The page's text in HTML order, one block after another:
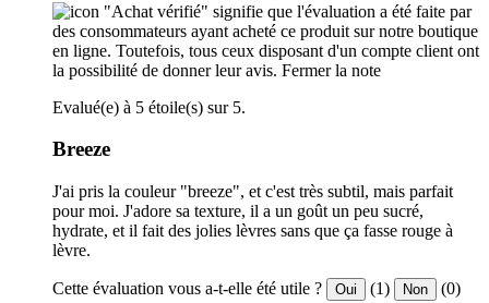
"Achat vérifié" signifie que l'évaluation a été faite par
des consommateurs ayant acheté ce produit sur notre boutique
en ligne. Toutefois, tous ceux disposant d'un compte client ont
la possibilité de donner leur avis. Fermer la note
Evalué(e) à 5 étoile(s) sur 5.
Breeze
J'ai pris la couleur "breeze", et c'est très subtil, mais parfait
pour moi. J'adore sa texture, il a un goût un peu sucré,
hydrate, et il fait des jolies lèvres sans que ça fasse rouge à
lèvre.
Cette évaluation vous a-t-elle été utile ? Oui (1) Non (0)